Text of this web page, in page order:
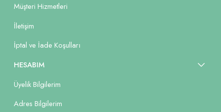
Müşteri Hizmetleri
İletişim
İptal ve İade Koşulları
HESABIM
Üyelik Bilgilerim
Adres Bilgilerim